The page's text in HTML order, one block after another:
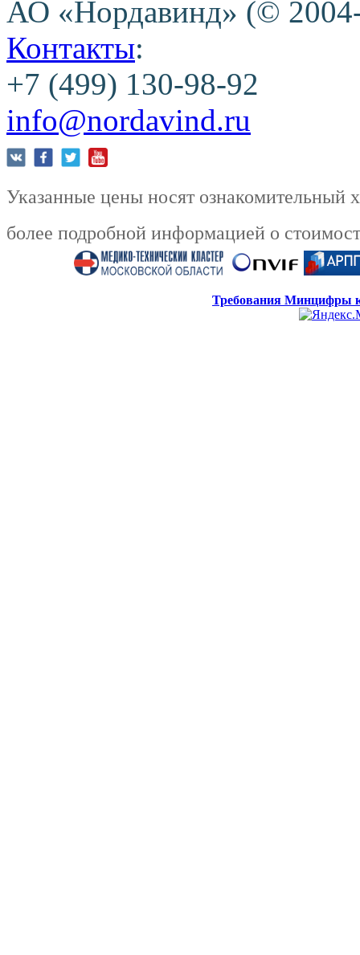
АО «Нордавинд» (©
Контакты:
+7 (499) 130-98-92
info@nordavind.ru
Указанные цены носят ознакомительный
более подробной информацией о
Требования Минцифры